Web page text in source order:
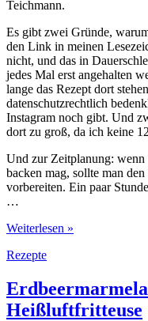
Teichmann.
Es gibt zwei Gründe,
den Link in meinen
nicht, und das in
jedes Mal erst angehalten
lange das Rezept dort
datenschutzrechtlich
Instagram noch gibt. Und
dort zu groß, da ich keine
Und zur Zeitplanung: wenn
backen mag, sollte man
vorbereiten. Ein paar
…
Frühstücksbrötchen
einfach
lecker
Weiterlesen »
Rezepte
Heißluftfritteuse